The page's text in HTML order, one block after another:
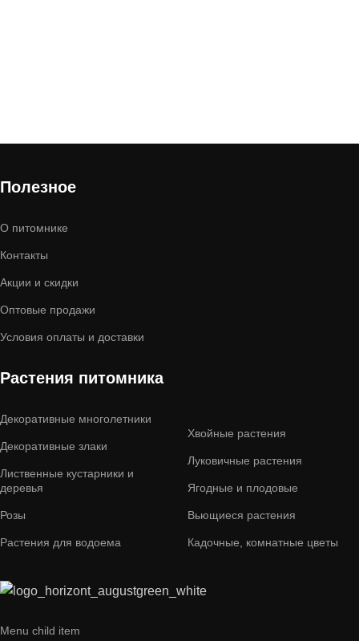
Полезное
О питомнике
Контакты
Акции и скидки
Оптовые продажи
Условия оплаты и доставки
Растения питомника
Декоративные многолетники
Декоративные злаки
Лиственные кустарники и
деревья
Розы
Растения для водоема
Хвойные растения
Луковичные растения
Ягодные и плодовые
Вьющиеся растения
Кадочные, комнатные цветы
Menu child item